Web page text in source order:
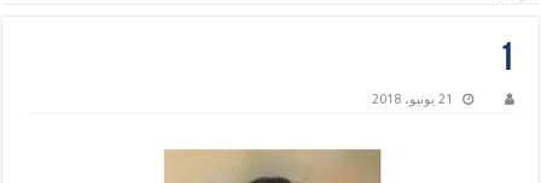
1
21 يونيو، 2018